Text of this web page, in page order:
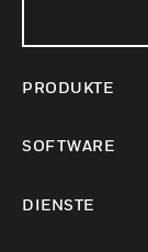
PRODUKTE
SOFTWARE
DIENSTE